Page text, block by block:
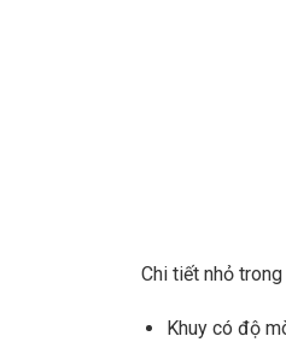
Chi tiết nhỏ
Khuy có độ